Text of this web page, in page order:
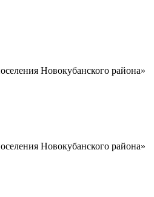
Новокубанского района»
Новокубанского района»